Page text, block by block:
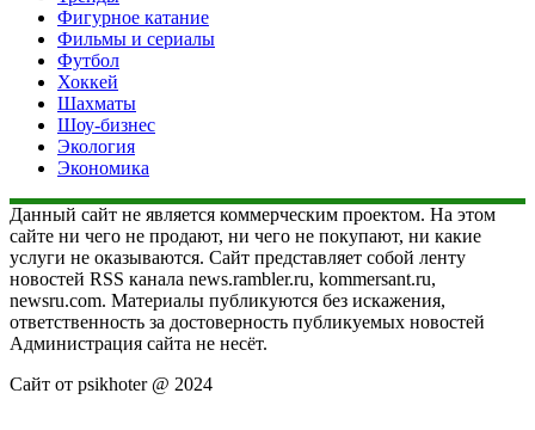
Фигурное катание
Фильмы и сериалы
Футбол
Хоккей
Шахматы
Шоу-бизнес
Экология
Экономика
Данный сайт не является коммерческим проектом. На этом
сайте ни чего не продают, ни чего не покупают, ни какие
услуги не оказываются. Сайт представляет собой ленту
новостей RSS канала news.rambler.ru, kommersant.ru,
newsru.com. Материалы публикуются без искажения,
ответственность за достоверность публикуемых новостей
Администрация сайта не несёт.
Сайт от psikhoter @ 2024